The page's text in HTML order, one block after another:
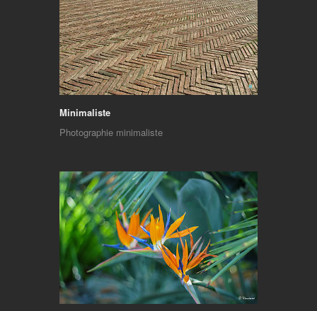
Minimaliste
Photographie minimaliste